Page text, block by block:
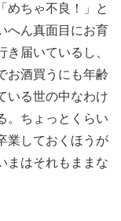
ちゃ不良！」と
へん真面目にお育
届いているし、
お酒買うにも年齢
いる世の中なわけ
。ちょっとくらい
業しておくほうが
まはそれもままな